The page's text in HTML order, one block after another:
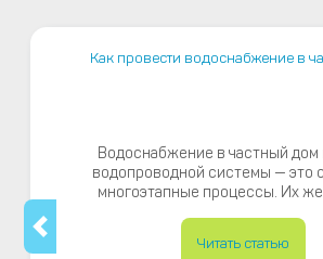
Как провести водоснабжение в
Водоснабжение в частный
водопроводной системы — это
многоэтапные процессы. Их
Читать статью